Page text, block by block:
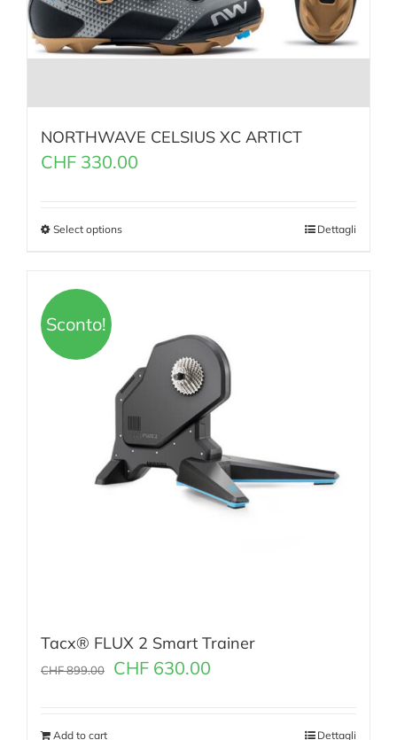
NORTHWAVE CELSIUS XC ARTICT
CHF 330.00
Select options Dettagli
Sconto!
Tacx® FLUX 2 Smart Trainer
CHF899.00 CHF 630.00
Add to cart Dettagli